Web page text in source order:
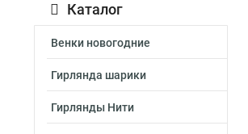
Каталог
Венки новогодние
Гирлянда шарики
Гирлянды Нити